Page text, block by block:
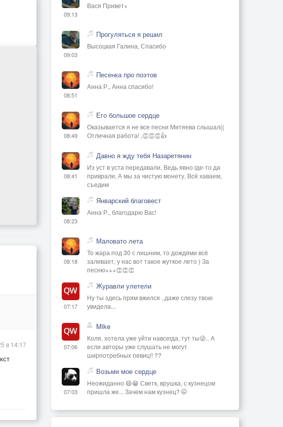
в 14:17
09:13
Вася Привет+
09:03
Прогуляться я решил
Высоцкая Галина, Спасибо
08:51
Песенка про поэтов
Анна Р., Анна спасибо!
08:49
Его большое сердце
Оказывается я не все песни Митяева слышал((
Отличная работа! ,👏👏👏👍
08:41
Давно я жду тебя Назаретянин
Из уст в уста передавали, Ведь явно где-то да
приврали, А мы за чистую монету, Всё хаваем,
съедим
08:23
Январский благовест
Анна Р., благодарю Вас!
08:18
Маловато лета
То жара под 30 с лишним, то дождями всё
заливает, у нас вот такое жуткое лето ) За
песню+++👏👏👏
07:17
Журавли улетели
Ну ты здесь прям вжился ..даже слезу твою
увидела...
07:06
Mike
Коля, хотела уже уйти навсегда, тут ты😜.. А
если авторы уже слушать не могут
ширпотребных певиц!! ??
07:03
Возьми мое сердце
Неожиданно 😄😁 Светк, врушка, с кузнецом
пришла же... Зачем нам кузнец? 🤭